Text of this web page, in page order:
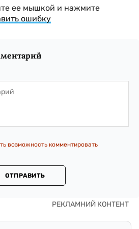
ее мышкой и нажмите
ошибку
возможность комментировать
ОТПРАВИТЬ